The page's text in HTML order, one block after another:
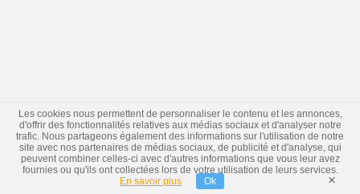
Les cookies nous permettent de personnaliser le contenu et les annonces,
d'offrir des fonctionnalités relatives aux médias sociaux et d'analyser notre
trafic. Nous partageons également des informations sur l'utilisation de notre
site avec nos partenaires de médias sociaux, de publicité et d'analyse, qui
peuvent combiner celles-ci avec d'autres informations que vous leur avez
fournies ou qu'ils ont collectées lors de votre utilisation de leurs services.
En savoir plus
Ok ×